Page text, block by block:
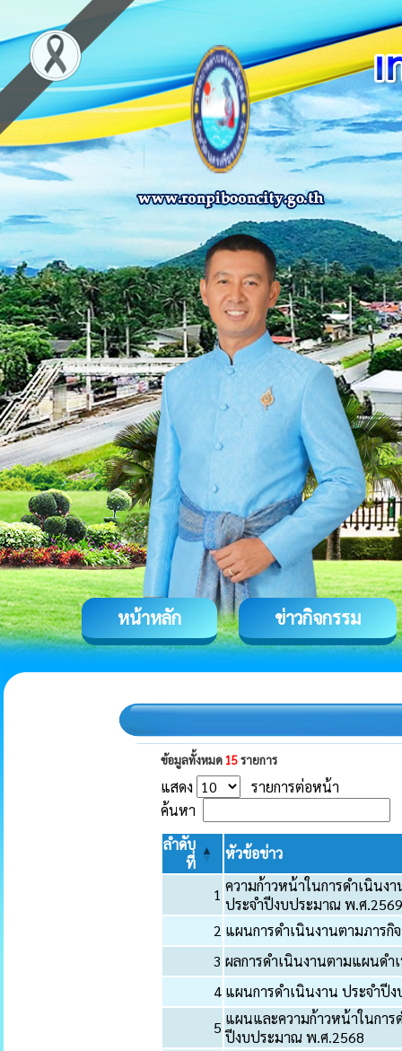
หน้าหลัก ข่าวกิจกรรม
ข้อมูลทั้งหมด 15รายการ
แสดง
รายการต่อหน้า
ค้นหา
ลำดับ
ที่
หัวข้อข่าว
1 ความก้าวหน้าในการดำเนินง
ประจำปีงบประมาณ พ.ศ.2569
2 แผนการดำเนินงานตามภาร
3 ผลการดำเนินงานตามแผนด
4 แผนการดำเนินงาน ประจำปี
5 แผนและความก้าวหน้าในการ
ปีงบประมาณ พ.ศ.2568